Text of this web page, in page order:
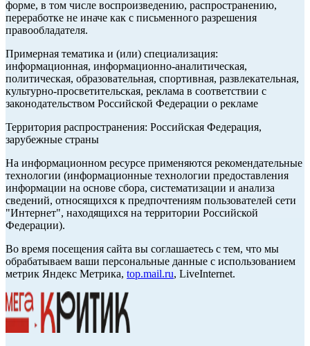
форме, в том числе воспроизведению, распространению,
переработке не иначе как с письменного разрешения
правообладателя.
Примерная тематика и (или) специализация:
информационная, информационно-аналитическая,
политическая, образовательная, спортивная, развлекательная,
культурно-просветительская, реклама в соответствии с
законодательством Российской Федерации о рекламе
Территория распространения: Российская Федерация,
зарубежные страны
На информационном ресурсе применяются рекомендательные
технологии (информационные технологии предоставления
информации на основе сбора, систематизации и анализа
сведений, относящихся к предпочтениям пользователей сети
"Интернет", находящихся на территории Российской
Федерации).
Во время посещения сайта вы соглашаетесь с тем, что мы
обрабатываем ваши персональные данные с использованием
метрик Яндекс Метрика, top.mail.ru, LiveInternet.